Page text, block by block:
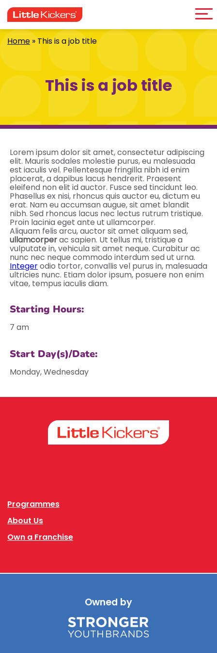
to
content
Home »This is a job title
This is a job title
Lorem ipsum dolor sit amet, consectetur adipiscing
elit. Mauris sodales molestie purus, eu malesuada
est iaculis vel. Pellentesque fringilla nibh id enim
placerat, a dapibus lacus hendrerit. Praesent
eleifend non elit id auctor. Fusce sed tincidunt leo.
Phasellus ex nisi, rhoncus quis auctor eu, dictum eu
erat. Nam eu accumsan augue, sit amet blandit
nibh. Sed rhoncus lacus nec lectus rutrum tristique.
Proin lacinia eget ante ut ullamcorper.
Aliquam felis arcu, auctor sit amet aliquam sed,
ullamcorperac sapien. Ut tellus mi, tristique a
vulputate in, vehicula sit amet neque. Curabitur ac
nunc nec neque commodo interdum sed ut urna.
Integerodio tortor, convallis vel purus in, malesuada
ultricies nunc. Etiam dolor ipsum, posuere non enim
vitae, tempus iaculis diam.
Starting Hours:
7 am
Start Day(s)/Date:
Monday, Wednesday
Programmes
About Us
Own a Franchise
Owned by